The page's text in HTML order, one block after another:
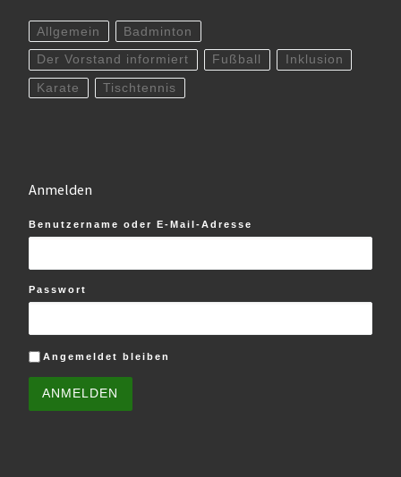
Allgemein Badminton
Der Vorstand informiert Fußball Inklusion
Karate Tischtennis
Anmelden
Benutzername oder E-Mail-Adresse
Passwort
Angemeldet bleiben
ANMELDEN